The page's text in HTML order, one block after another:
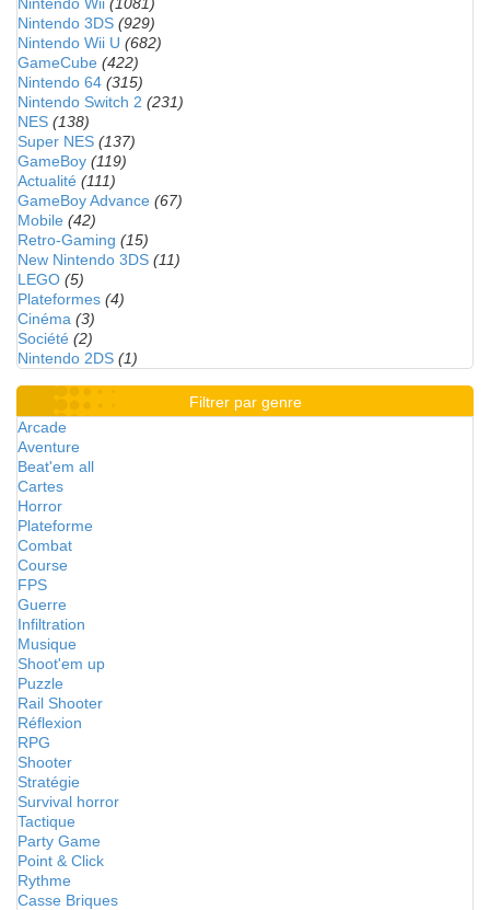
Nintendo 3DS (929)
Nintendo Wii U (682)
GameCube (422)
Nintendo 64 (315)
Nintendo Switch 2 (231)
NES (138)
Super NES (137)
GameBoy (119)
Actualité (111)
GameBoy Advance (67)
Mobile (42)
Retro-Gaming (15)
New Nintendo 3DS (11)
LEGO (5)
Plateformes (4)
Cinéma (3)
Société (2)
Nintendo 2DS (1)
Filtrer par genre
Arcade
Aventure
Beat'em all
Cartes
Horror
Plateforme
Combat
Course
FPS
Guerre
Infiltration
Musique
Shoot'em up
Puzzle
Rail Shooter
Réflexion
RPG
Shooter
Stratégie
Survival horror
Tactique
Party Game
Point & Click
Rythme
Casse Briques